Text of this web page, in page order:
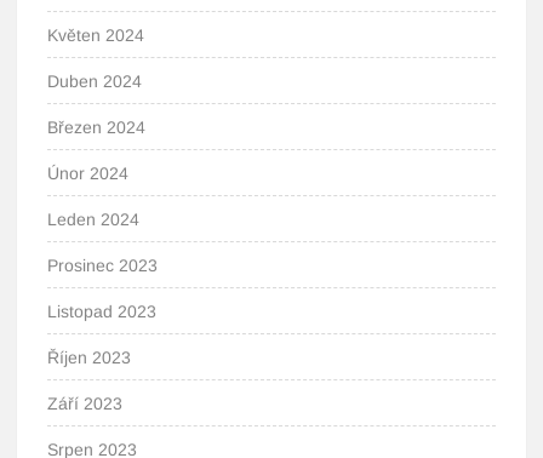
Květen 2024
Duben 2024
Březen 2024
Únor 2024
Leden 2024
Prosinec 2023
Listopad 2023
Říjen 2023
Září 2023
Srpen 2023